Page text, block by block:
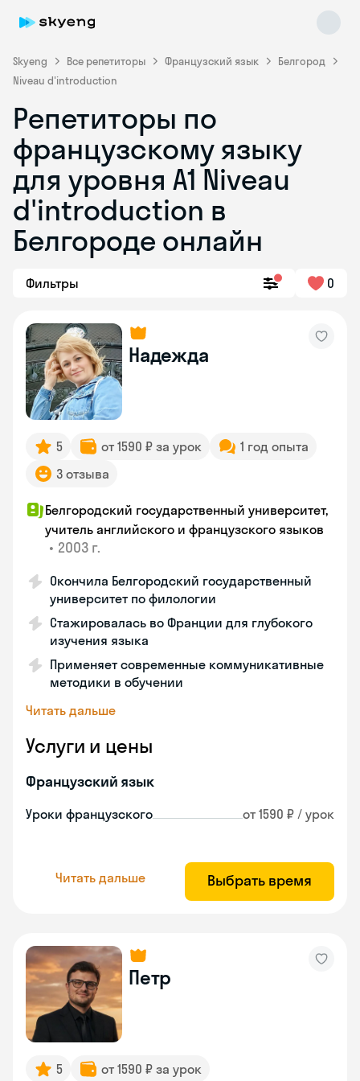
Skyeng Все репетиторы Французский язык
Белгород
Niveau d'introduction
Репетиторы по
французскому языку
для уровня A1 Niveau
d'introduction в
Белгороде онлайн
Фильтры 0
Надежда
5 от 1590 ₽ за урок
1 год опыта
3 отзыва
Белгородский государственный университет,
учитель английского и французского языков
• 2003 г.
Окончила Белгородский государственный
университет по филологии
Стажировалась во Франции для глубокого
изучения языка
Применяет современные коммуникативные
методики в обучении
Читать дальше
Услуги и цены
Французский язык
Уроки французского от 1590 ₽ / урок
Читать дальше Выбрать время
Петр
5
от 1590 ₽ за урок
Skyeng Chat